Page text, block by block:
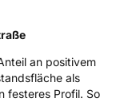
an positivem
als
festeres Profil. So